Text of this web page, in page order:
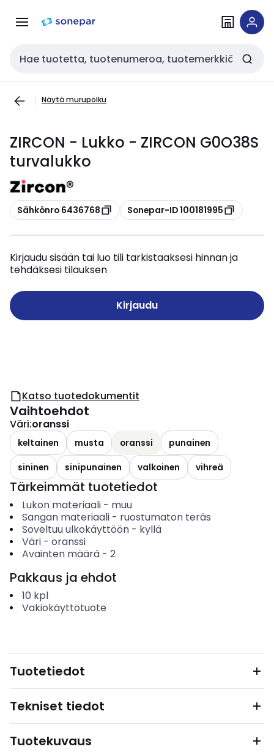
navigointiinsisältöön
Haku
Näytä murupolku
ZIRCON - Lukko - ZIRCON G0O38S
turvalukko
Kopioi
Sähkönro 6436768 Kopioi
Sonepar-ID 100181995
Kirjaudu sisään tai luo tili tarkistaaksesi hinnan ja
tehdäksesi tilauksen
Kirjaudu
Katso tuotedokumentit
Vaihtoehdot
Väri:oranssi
keltainen musta oranssi
punainen
sininen
sinipunainen valkoinen vihreä
Tärkeimmät tuotetiedot
Lukon materiaali- muu
Sangan materiaali- ruostumaton teräs
Soveltuu ulkokäyttöön- kyllä
Väri- oranssi
Avainten määrä- 2
Pakkaus ja ehdot
10 kpl
Vakiokäyttötuote
Tuotetiedot
Tekniset tiedot
Tuotekuvaus